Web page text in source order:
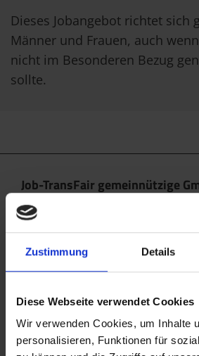
Zustimmung Details
Diese Webseite verwendet Cookies
Wir verwenden Cookies, um Inhalte
personalisieren, Funktionen für
Dieses Jobangebot richtet sich
Männer und Frauen, auch
nicht im Besonderen Bezug
sollte.
Job-TransFair gemeinnützige
Linke Wienzeile 10/21 (Zentrale)
1060 Wien
office@jobtransfair.at
+43 1 585 39 91
Die Inhalte unserer Webseite
enthalten. Nähere Details
unseremKI Manifest